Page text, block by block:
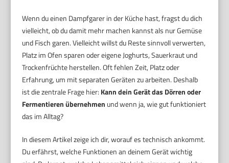
Wenn du einen Dampfgarer in der Küche hast, fragst du dich
vielleicht, ob du damit mehr machen kannst als nur Gemüse
und Fisch garen. Vielleicht willst du Reste sinnvoll verwerten,
Platz im Ofen sparen oder eigene Joghurts, Sauerkraut und
Trockenfrüchte herstellen. Oft fehlen Zeit, Platz oder
Erfahrung, um mit separaten Geräten zu arbeiten. Deshalb
ist die zentrale Frage hier: Kann dein Gerät das Dörren oder
Fermentieren übernehmen und wenn ja, wie gut funktioniert
das im Alltag?
In diesem Artikel zeige ich dir, worauf es technisch ankommt.
Du erfährst, welche Funktionen an deinem Gerät wichtig